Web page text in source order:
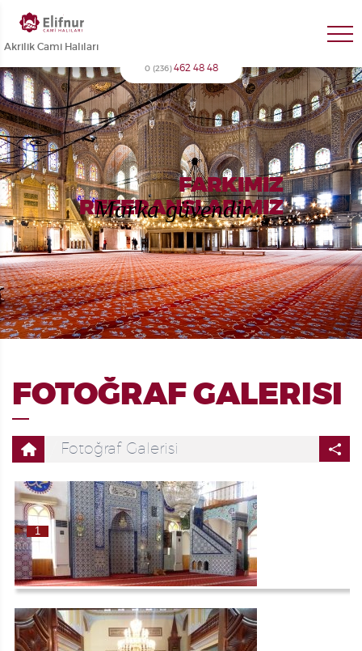
Akrilik Cami Halıları
0 (236)462 48 48
FARKIMIZ
REFERANSLARIMIZ
Marka güvendir...
FOTOĞRAF GALERISI
Fotoğraf Galerisi
1